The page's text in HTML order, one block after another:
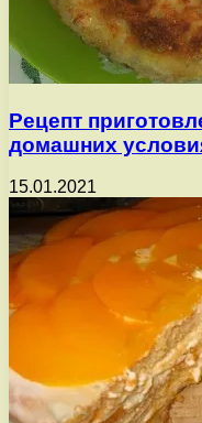
Рецепт
домашних
15.01.2021